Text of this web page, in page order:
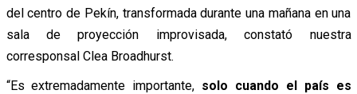
del centro de Pekín, transformada durante una mañana en una
sala de proyección improvisada, constató nuestra
corresponsal Clea Broadhurst.
“Es extremadamente importante, solo cuando el país es